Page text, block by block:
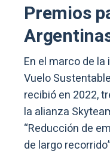
Premios
En el marco de la
Vuelo
recibió en 2022,
la alianza
“Reducción de
de largo